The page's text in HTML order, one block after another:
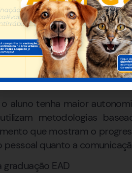
em ambientes
fóruns, exercícios e
presenciais
credenciados pela
infraestrutura para suporte
aluno tenha maior
metodologias
que mostram o
quanto a
EAD